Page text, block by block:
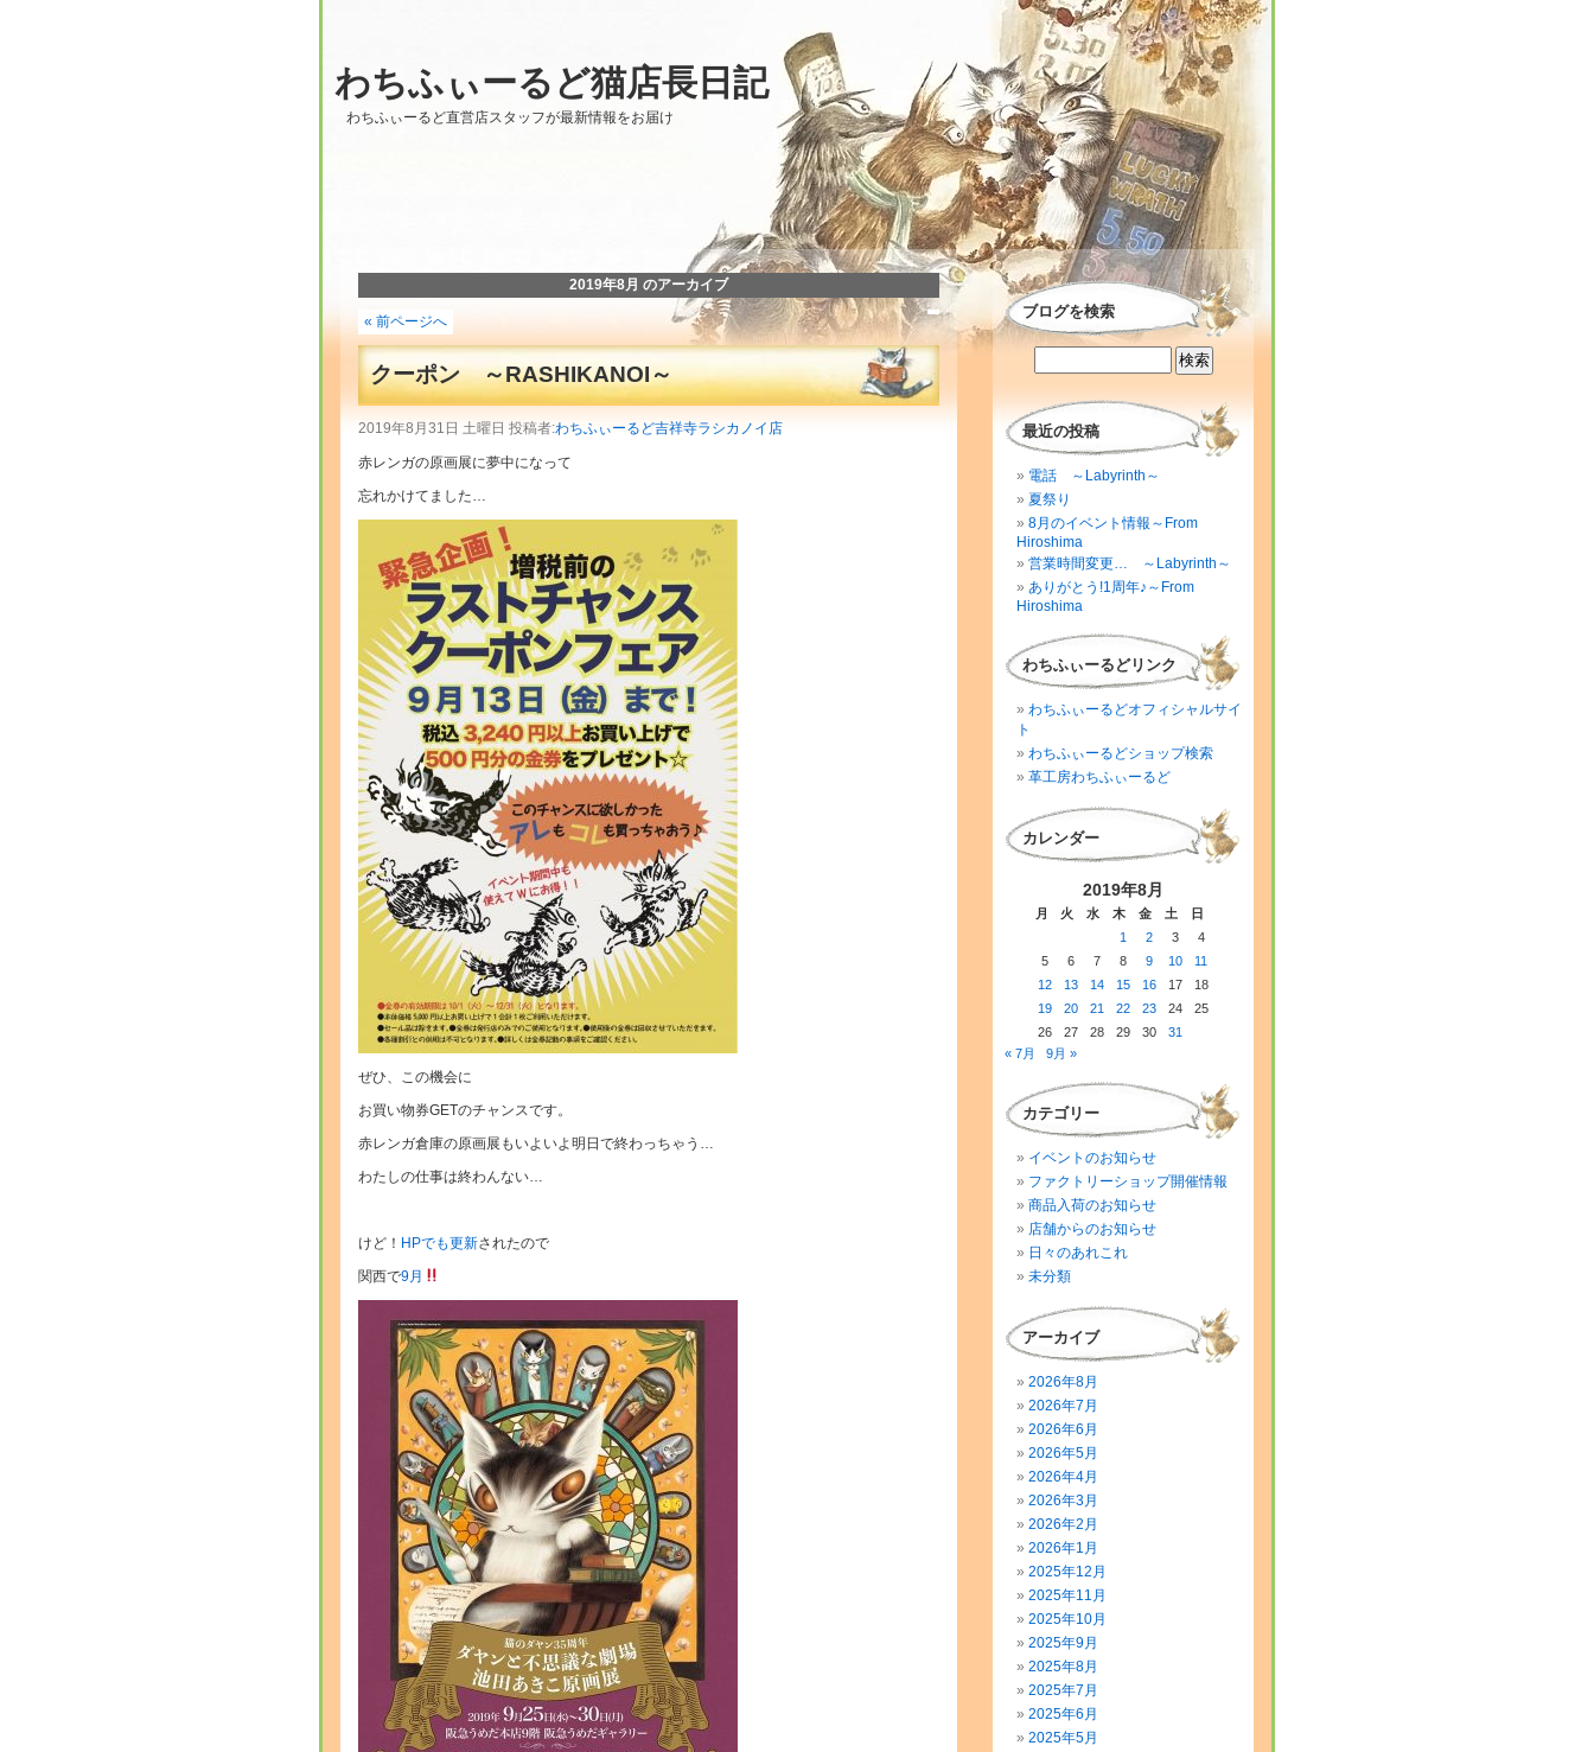
わちふぃーるど猫店長日記
わちふぃーるど直営店スタッフが最新情報をお届け
2019年8月 のアーカイブ
« 前ページへ
クーポン ～RASHIKANOI～
2019年8月31日 土曜日 投稿者:わちふぃーるど吉祥寺ラシカノイ店
赤レンガの原画展に夢中になって
忘れかけてました…
ぜひ、この機会に
お買い物券GETのチャンスです。
赤レンガ倉庫の原画展もいよいよ明日で終わっちゃう…
わたしの仕事は終わんない…
けど！ HPでも更新されたので
関西で9月
ブログを検索
最近の投稿
電話 ～Labyrinth～
夏祭り
8月のイベント情報～From
Hiroshima
営業時間変更… ～Labyrinth～
ありがとう!1周年♪～From
Hiroshima
わちふぃーるどリンク
わちふぃーるどオフィシャルサイ
ト
わちふぃーるどショップ検索
革工房わちふぃーるど
カレンダー
2019年8月
月 火 水 木 金 土
日
1
2 3
4
5
6 7 8 9 10
11
12
13 14 15 16 17
18
19
20 21 22 23 24
25
26
27 28 29 30
31
« 7月
9月 »
カテゴリー
イベントのお知らせ
ファクトリーショップ開催情報
商品入荷のお知らせ
店舗からのお知らせ
日々のあれこれ
未分類
アーカイブ
2026年8月
2026年7月
2026年6月
2026年5月
2026年4月
2026年3月
2026年2月
2026年1月
2025年12月
2025年11月
2025年10月
2025年9月
2025年8月
2025年7月
2025年6月
2025年5月